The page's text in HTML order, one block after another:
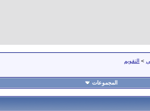
> التقويم
المجموعات